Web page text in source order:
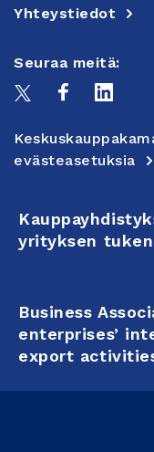
Yhteystiedot
Seuraa meitä:
evästeasetuksia
yrityksen
Business
enterprises’
export